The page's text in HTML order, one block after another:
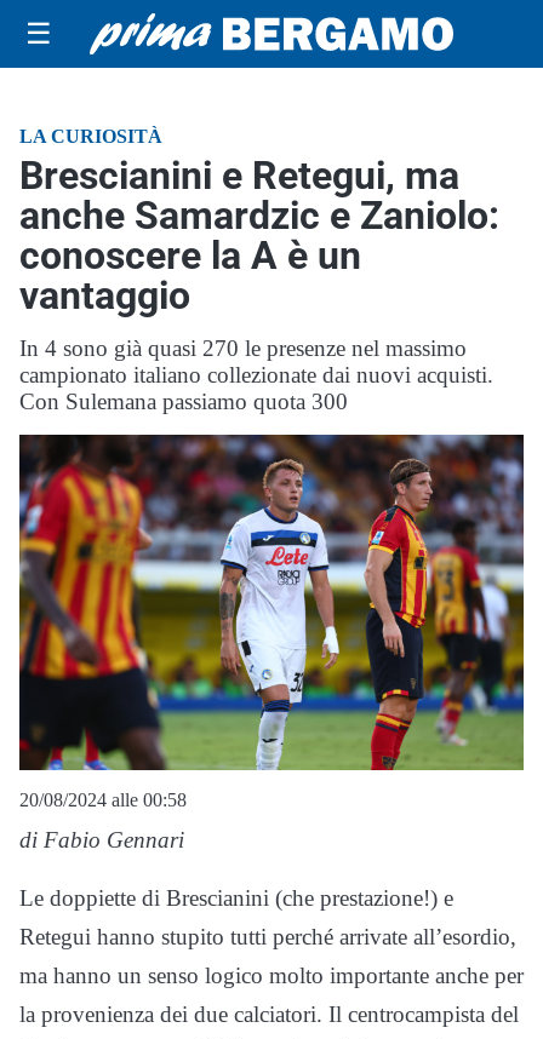
☰
LA CURIOSITÀ
Brescianini e Retegui, ma
anche Samardzic e Zaniolo:
conoscere la A è un
vantaggio
In 4 sono già quasi 270 le presenze nel massimo
campionato italiano collezionate dai nuovi acquisti.
Con Sulemana passiamo quota 300
20/08/2024 alle 00:58
di Fabio Gennari
Le doppiette di Brescianini (che prestazione!) e
Retegui hanno stupito tutti perché arrivate all’esordio,
ma hanno un senso logico molto importante anche per
la provenienza dei due calciatori. Il centrocampista del